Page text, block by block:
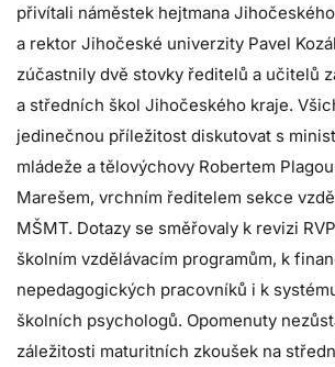
přivítali náměstek hejtmana
a rektor Jihočeské univerzity Pavel
zúčastnily dvě stovky ředitelů a učitelů
a středních škol Jihočeského kraje.
jedinečnou příležitost diskutovat s
mládeže a tělovýchovy Robertem
Marešem, vrchním ředitelem sekce
MŠMT. Dotazy se směřovaly k revizi
školním vzdělávacím programům, k
nepedagogických pracovníků i k
školních psychologů. Opomenuty
záležitosti maturitních zkoušek na